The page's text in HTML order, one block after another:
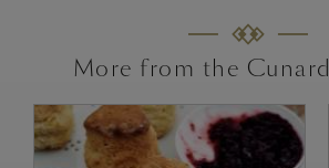
More from the